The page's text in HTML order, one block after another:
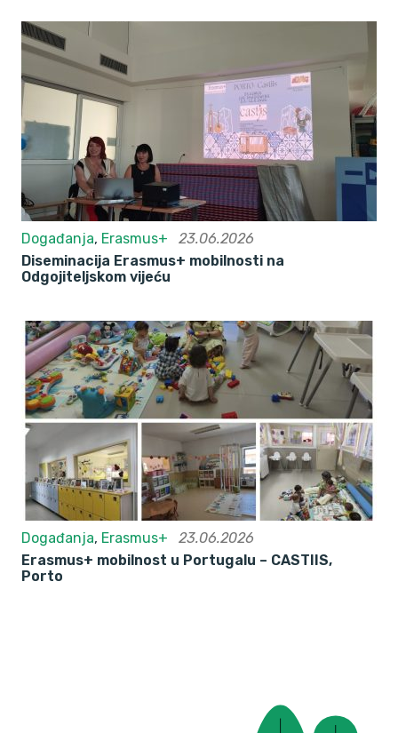
Događanja, Erasmus+
23.06.2026
Diseminacija Erasmus+ mobilnosti na
Odgojiteljskom vijeću
Događanja, Erasmus+
23.06.2026
Erasmus+ mobilnost u Portugalu – CASTIIS,
Porto